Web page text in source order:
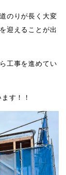
のりが長く大変
迎えることが出
工事を進めてい
す！！